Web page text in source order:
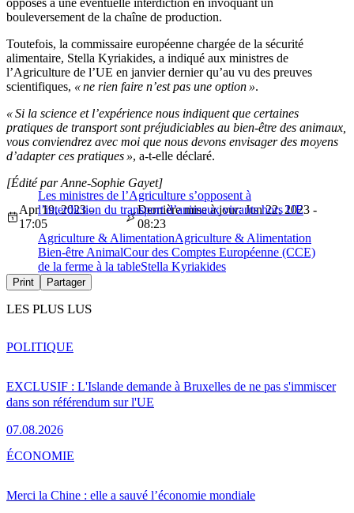
opposés à une éventuelle interdiction en invoquant un
bouleversement de la chaîne de production.
Toutefois, la commissaire européenne chargée de la sécurité
alimentaire, Stella Kyriakides, a indiqué aux ministres de
l’Agriculture de l’UE en janvier dernier qu’au vu des preuves
scientifiques, « ne rien faire n’est pas une option ».
« Si la science et l’expérience nous indiquent que certaines
pratiques de transport sont préjudiciables au bien-être des animaux,
vous conviendrez avec moi que nous devons envisager des moyens
d’adapter ces pratiques », a-t-elle déclaré.
Les ministres de l’Agriculture s’opposent à
l’interdiction du transport d’animaux vivants hors UE
[Édité par Anne-Sophie Gayet]
Apr 19, 2023 -
17:05
Dernière mise à jour: Jun 22, 2023 -
08:23
Agriculture & AlimentationAgriculture & Alimentation
Bien-être AnimalCour des Comptes Européenne (CCE)
de la ferme à la tableStella Kyriakides
Print Partager
LES PLUS LUS
EXCLUSIF : L'Islande demande à Bruxelles de ne pas s'immiscer
dans son référendum sur l'UE
07.08.2026
POLITIQUE
Merci la Chine : elle a sauvé l’économie mondiale
ÉCONOMIE